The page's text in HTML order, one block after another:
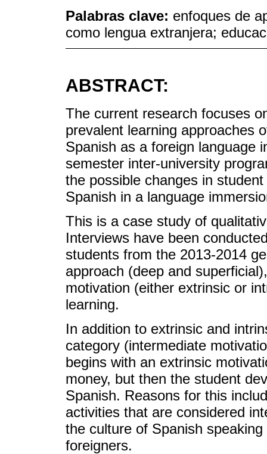
Palabras clave: enfoques de
como lengua extranjera;
ABSTRACT:
The current research focuses
prevalent learning approaches
Spanish as a foreign language
semester inter-university
the possible changes in
Spanish in a language
This is a case study of
Interviews have been
students from the 2013-2014
approach (deep and
motivation (either extrinsic or
learning.
In addition to extrinsic and
category (intermediate
begins with an extrinsic
money, but then the student
Spanish. Reasons for this
activities that are considered
the culture of Spanish
foreigners.